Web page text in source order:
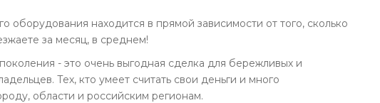
оборудования находится в прямой зависимости от того, сколько
за месяц, в среднем!
- это очень выгодная сделка для бережливых и
Тех, кто умеет считать свои деньги и много
области и российским регионам.